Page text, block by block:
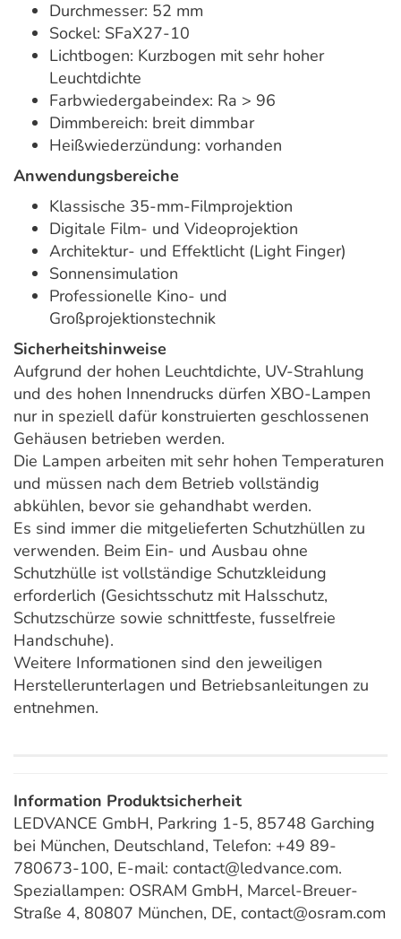
Durchmesser: 52 mm
Sockel: SFaX27-10
Lichtbogen: Kurzbogen mit sehr hoher
Leuchtdichte
Farbwiedergabeindex: Ra > 96
Dimmbereich: breit dimmbar
Heißwiederzündung: vorhanden
Anwendungsbereiche
Klassische 35-mm-Filmprojektion
Digitale Film- und Videoprojektion
Architektur- und Effektlicht (Light Finger)
Sonnensimulation
Professionelle Kino- und
Großprojektionstechnik
Sicherheitshinweise
Aufgrund der hohen Leuchtdichte, UV-Strahlung
und des hohen Innendrucks dürfen XBO-Lampen
nur in speziell dafür konstruierten geschlossenen
Gehäusen betrieben werden.
Die Lampen arbeiten mit sehr hohen Temperaturen
und müssen nach dem Betrieb vollständig
abkühlen, bevor sie gehandhabt werden.
Es sind immer die mitgelieferten Schutzhüllen zu
verwenden. Beim Ein- und Ausbau ohne
Schutzhülle ist vollständige Schutzkleidung
erforderlich (Gesichtsschutz mit Halsschutz,
Schutzschürze sowie schnittfeste, fusselfreie
Handschuhe).
Weitere Informationen sind den jeweiligen
Herstellerunterlagen und Betriebsanleitungen zu
entnehmen.
Information Produktsicherheit
LEDVANCE GmbH, Parkring 1-5, 85748 Garching
bei München, Deutschland, Telefon: +49 89-
780673-100, E-mail: contact@ledvance.com.
Speziallampen: OSRAM GmbH, Marcel-Breuer-
Straße 4, 80807 München, DE, contact@osram.com